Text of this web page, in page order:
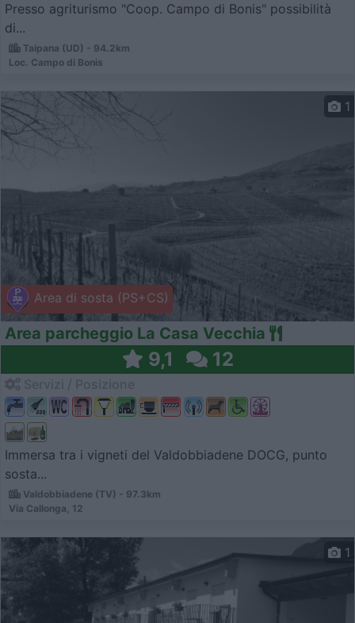
Presso agriturismo "Coop. Campo di Bonis" possibilità
di...
Taipana (UD) - 94.2km
Loc. Campo di Bonis
Area di sosta (PS+CS)
1
Area parcheggio La Casa Vecchia
9,1 12
Immersa tra i vigneti del Valdobbiadene DOCG, punto
sosta...
Valdobbiadene (TV) - 97.3km
Via Callonga, 12
1